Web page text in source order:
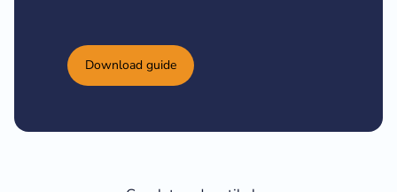
Download guide